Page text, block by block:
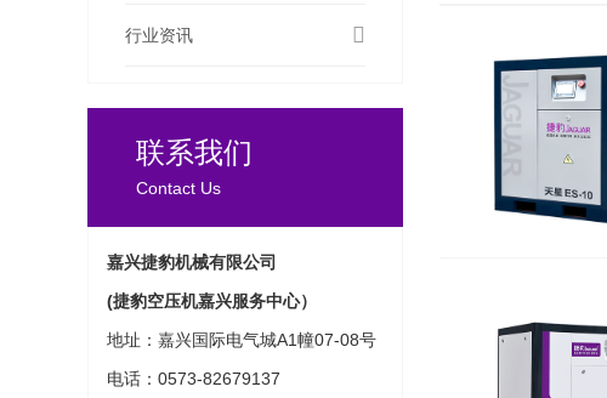
行业资讯
联系我们
Contact Us
嘉兴捷豹机械有限公司
(捷豹空压机嘉兴服务中心）
地址：嘉兴国际电气城A1幢07-08号
电话：0573-82679137